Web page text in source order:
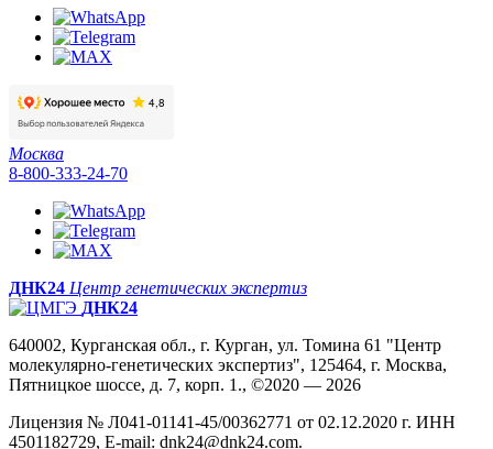
Москва
8-800-333-24-70
ДНК24 Центр генетических экспертиз
ДНК24
640002, Курганская обл., г. Курган, ул. Томина 61 "Центр
молекулярно-генетических экспертиз", 125464, г. Москва,
Пятницкое шоссе, д. 7, корп. 1., ©2020 — 2026
Лицензия № Л041-01141-45/00362771 от 02.12.2020 г. ИНН
4501182729, E-mail: dnk24@dnk24.com.